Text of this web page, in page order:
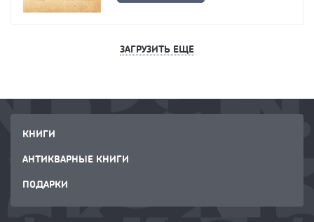
ЗАГРУЗИТЬ ЕЩЕ
КНИГИ
АНТИКВАРНЫЕ КНИГИ
ПОДАРКИ